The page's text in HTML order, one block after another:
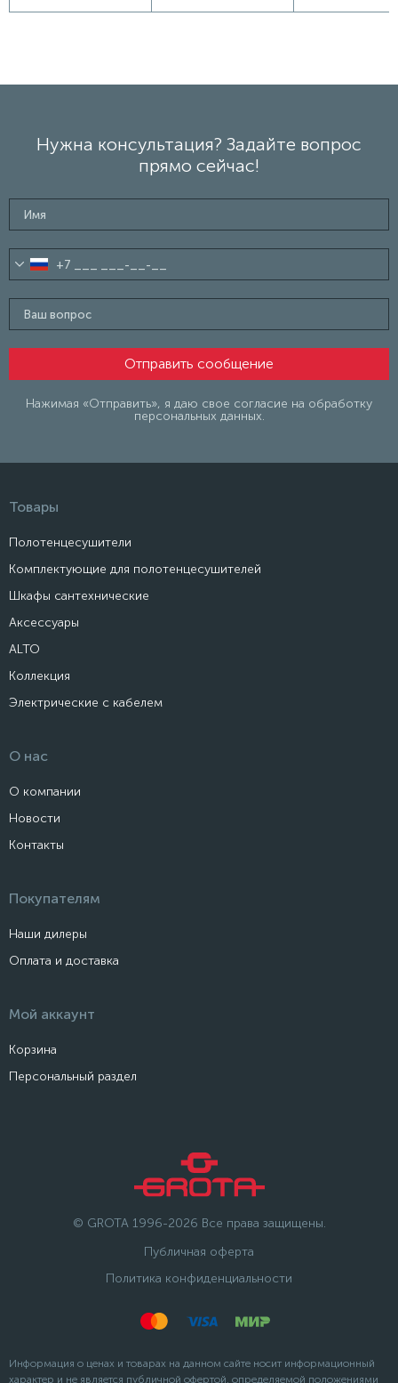
Нужна консультация? Задайте вопрос
прямо сейчас!
Нажимая «Отправить», я даю свое согласие на обработку
персональных данных.
Товары
Полотенцесушители
Комплектующие для полотенцесушителей
Шкафы сантехнические
Аксессуары
ALTO
Коллекция
Электрические с кабелем
О нас
О компании
Новости
Контакты
Покупателям
Наши дилеры
Оплата и доставка
Мой аккаунт
Корзина
Персональный раздел
© GROTA 1996-2026 Все права защищены.
Информация о ценах и товарах на данном сайте носит информационный
характер и не является публичной офертой, определяемой положениями
Публичная оферта
Политика конфиденциальности